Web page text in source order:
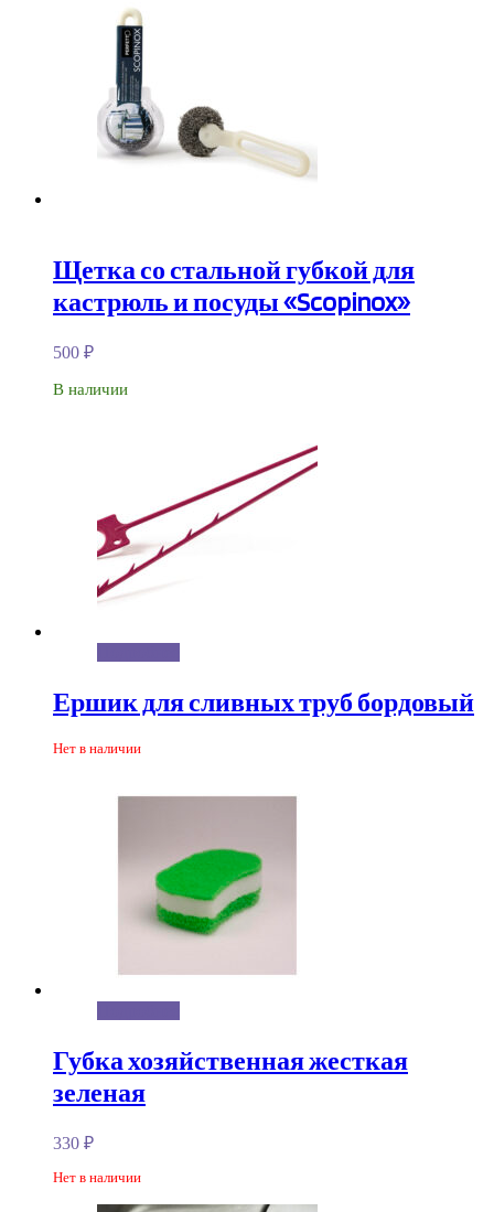
Щетка со стальной губкой для
кастрюль и посуды «Scopinox»
500 ₽
В наличии
Ершик для сливных труб бордовый
Нет в наличии
Губка хозяйственная жесткая
зеленая
330 ₽
Нет в наличии